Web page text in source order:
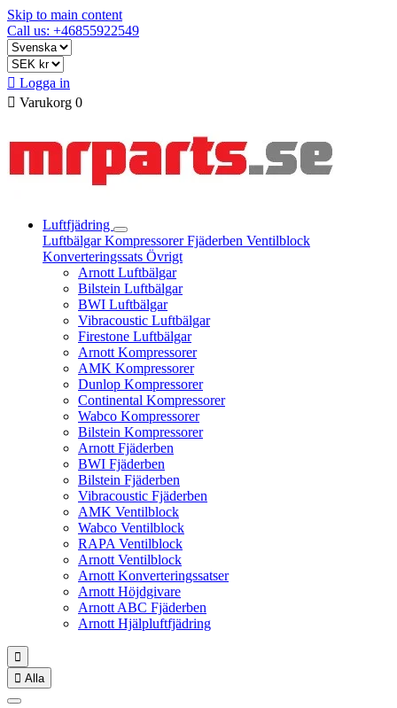
Skip to main content
Call us: +46855922549
 Logga in
 Varukorg 0
Luftfjädring
LuftbälgarKompressorerFjäderben Ventilblock
Konverteringssats Övrigt
Arnott Luftbälgar
Bilstein Luftbälgar
BWI Luftbälgar
Vibracoustic Luftbälgar
Firestone Luftbälgar
Arnott Kompressorer
AMK Kompressorer
Dunlop Kompressorer
Continental Kompressorer
Wabco Kompressorer
Bilstein Kompressorer
Arnott Fjäderben
BWI Fjäderben
Bilstein Fjäderben
Vibracoustic Fjäderben
AMK Ventilblock
Wabco Ventilblock
RAPA Ventilblock
Arnott Ventilblock
Arnott Konverteringssatser
Arnott Höjdgivare
Arnott ABC Fjäderben
Arnott Hjälpluftfjädring

 Alla